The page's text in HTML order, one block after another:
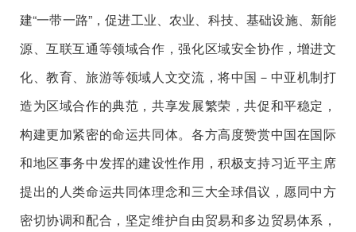
建“一带一路”，促进工业、农业、科技、基础设施、新能
源、互联互通等领域合作，强化区域安全协作，增进文
化、教育、旅游等领域人文交流，将中国－中亚机制打
造为区域合作的典范，共享发展繁荣，共促和平稳定，
构建更加紧密的命运共同体。各方高度赞赏中国在国际
和地区事务中发挥的建设性作用，积极支持习近平主席
提出的人类命运共同体理念和三大全球倡议，愿同中方
密切协调和配合，坚定维护自由贸易和多边贸易体系，